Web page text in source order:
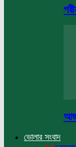
আজ
ভোলার সংবাদ